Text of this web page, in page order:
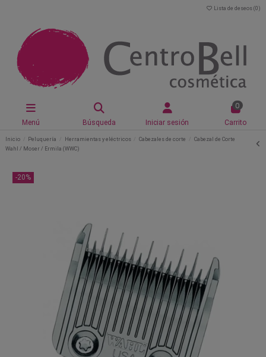
Lista de deseos (0 )
Menú Búsqueda Iniciar sesión
0
Carrito
Inicio Peluquería Herramientas y eléctricos Cabezales de corte
Cabezal de Corte
Wahl / Moser / Ermila (WWC)
-20%